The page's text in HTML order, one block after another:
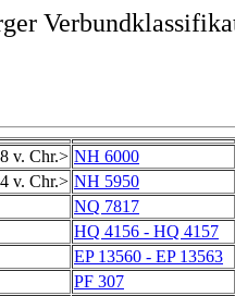
v. Chr.> NH 6000
v. Chr.> NH 5950
NQ 7817
HQ 4156 - HQ 4157
EP 13560 - EP 13563
PF 307